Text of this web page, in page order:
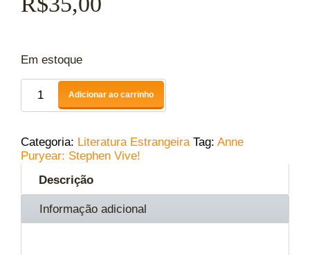
Em estoque
Adicionar ao carrinho
Categoria: Literatura Estrangeira Tag: Anne
Puryear: Stephen Vive!
Descrição
Informação adicional